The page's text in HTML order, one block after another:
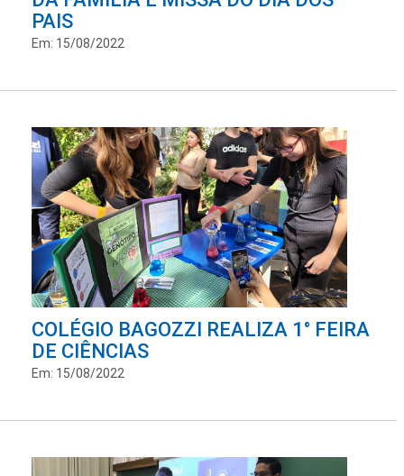
PAIS
Em: 15/08/2022
COLÉGIO BAGOZZI REALIZA 1° FEIRA
DE CIÊNCIAS
Em: 15/08/2022